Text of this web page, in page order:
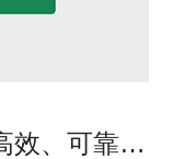
效、可靠的